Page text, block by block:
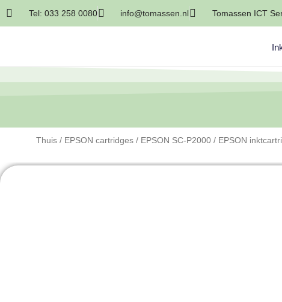
Tel: 033 258 0080 info@tomassen.nl Tomassen ICT
Thuis / EPSON cartridges / EPSON SC-P2000 / EPSON